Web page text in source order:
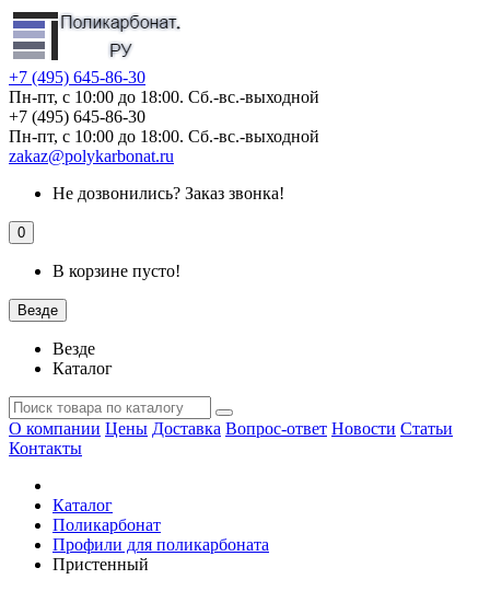
+7 (495) 645-86-30
Пн-пт, с 10:00 до 18:00. Сб.-вс.-выходной
+7 (495) 645-86-30
Пн-пт, с 10:00 до 18:00. Сб.-вс.-выходной
zakaz@polykarbonat.ru
Не дозвонились? Заказ звонка!
0
В корзине пусто!
Везде
Везде
Каталог
О компании Цены Доставка Вопрос-ответ Новости Статьи
Контакты
Каталог
Поликарбонат
Профили для поликарбоната
Пристенный